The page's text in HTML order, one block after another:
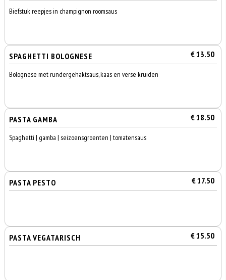
Biefstuk reepjes in champignon roomsaus
SPAGHETTI BOLOGNESE € 13.50
Bolognese met rundergehaktsaus, kaas en verse kruiden
PASTA GAMBA € 18.50
Spaghetti | gamba | seizoensgroenten | tomatensaus
PASTA PESTO € 17.50
PASTA VEGATARISCH € 15.50